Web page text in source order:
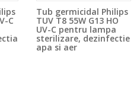
C
Tub germicidal Philips
TUV T8 55W G13 HO
UV-C pentru lampa
sterilizare, dezinfectie
apa si aer